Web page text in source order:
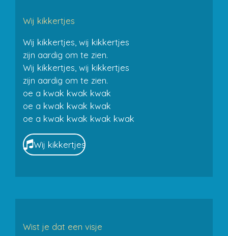
Wij kikkertjes
Wij kikkertjes, wij kikkertjes
zijn aardig om te zien.
Wij kikkertjes, wij kikkertjes
zijn aardig om te zien.
oe a kwak kwak kwak
oe a kwak kwak kwak
oe a kwak kwak kwak kwak
Wij kikkertjes
Wist je dat een visje